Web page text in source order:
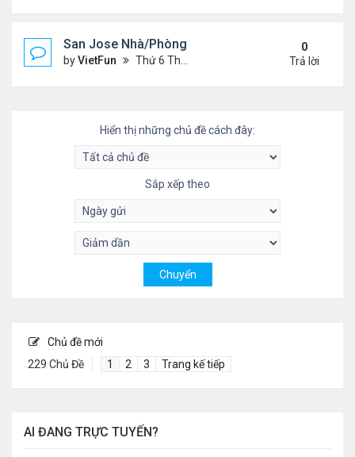
San Jose Nhà/Phòng 5/14/21-5/21/21
byVietFun Thứ 6 Tháng 5 14, 2021 12:17 pm
0
Trả lời
Hiển thị những chủ đề cách đây:
Sắp xếp theo
Chủ đề mới
229 Chủ Đề
1 2 3 Trang kế tiếp
AI ĐANG TRỰC TUYẾN?